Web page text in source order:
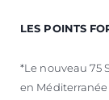
LES POINTS
*Le nouveau 75
en Méditerranée